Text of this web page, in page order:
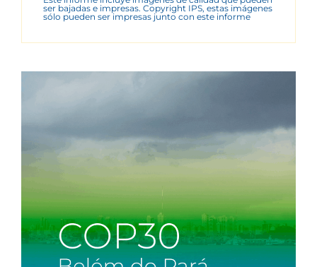
ser bajadas e impresas. Copyright IPS, estas imágenes
sólo pueden ser impresas junto con este informe